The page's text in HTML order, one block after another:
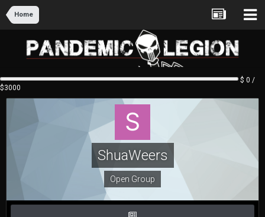
Home
$ 0 /
$3000
ShuaWeers
Open Group